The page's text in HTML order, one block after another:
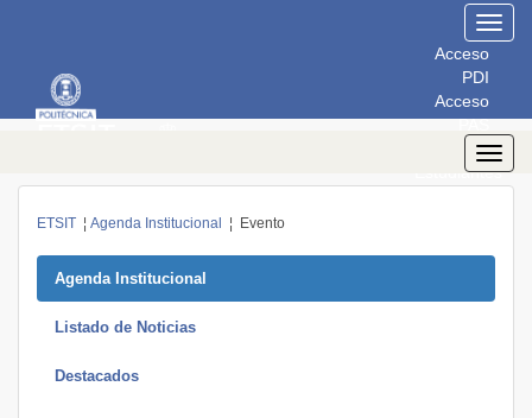
Acceso
PDI
Acceso
PAS
Acceso
Estudiantes
ETSIT ¦ Agenda Institucional ¦ Evento
Agenda Institucional
Listado de Noticias
Destacados